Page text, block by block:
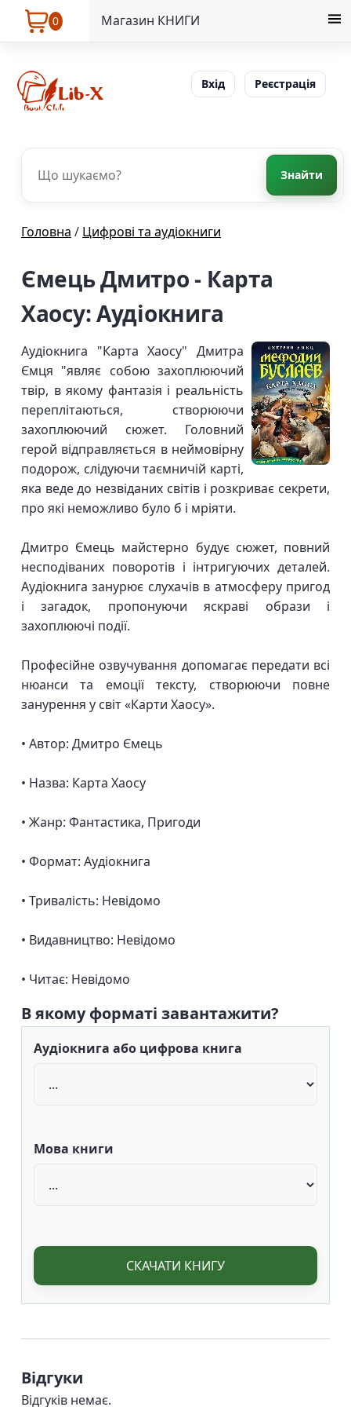
0 Магазин КНИГИ
Вхід Реєстрація
Знайти
Головна / Цифрові та аудіокниги
Ємець Дмитро - Карта
Хаосу: Аудіокнига
Аудіокнига "Карта Хаосу" Дмитра
Ємця "являє собою захоплюючий
твір, в якому фантазія і реальність
переплітаються, створюючи
захоплюючий сюжет. Головний
герой відправляється в неймовірну
подорож, слідуючи таємничій карті,
яка веде до незвіданих світів і розкриває секрети,
про які неможливо було б і мріяти.
Дмитро Ємець майстерно будує сюжет, повний
несподіваних поворотів і інтригуючих деталей.
Аудіокнига занурює слухачів в атмосферу пригод
і загадок, пропонуючи яскраві образи і
захоплюючі події.
Професійне озвучування допомагає передати всі
нюанси та емоції тексту, створюючи повне
занурення у світ «Карти Хаосу».
• Автор: Дмитро Ємець
• Назва: Карта Хаосу
• Жанр: Фантастика, Пригоди
• Формат: Аудіокнига
• Тривалість: Невідомо
• Видавництво: Невідомо
• Читає: Невідомо
В якому форматі завантажити?
Аудіокнига або цифрова книга
Мова книги
СКАЧАТИ КНИГУ
Відгуки
Відгуків немає.